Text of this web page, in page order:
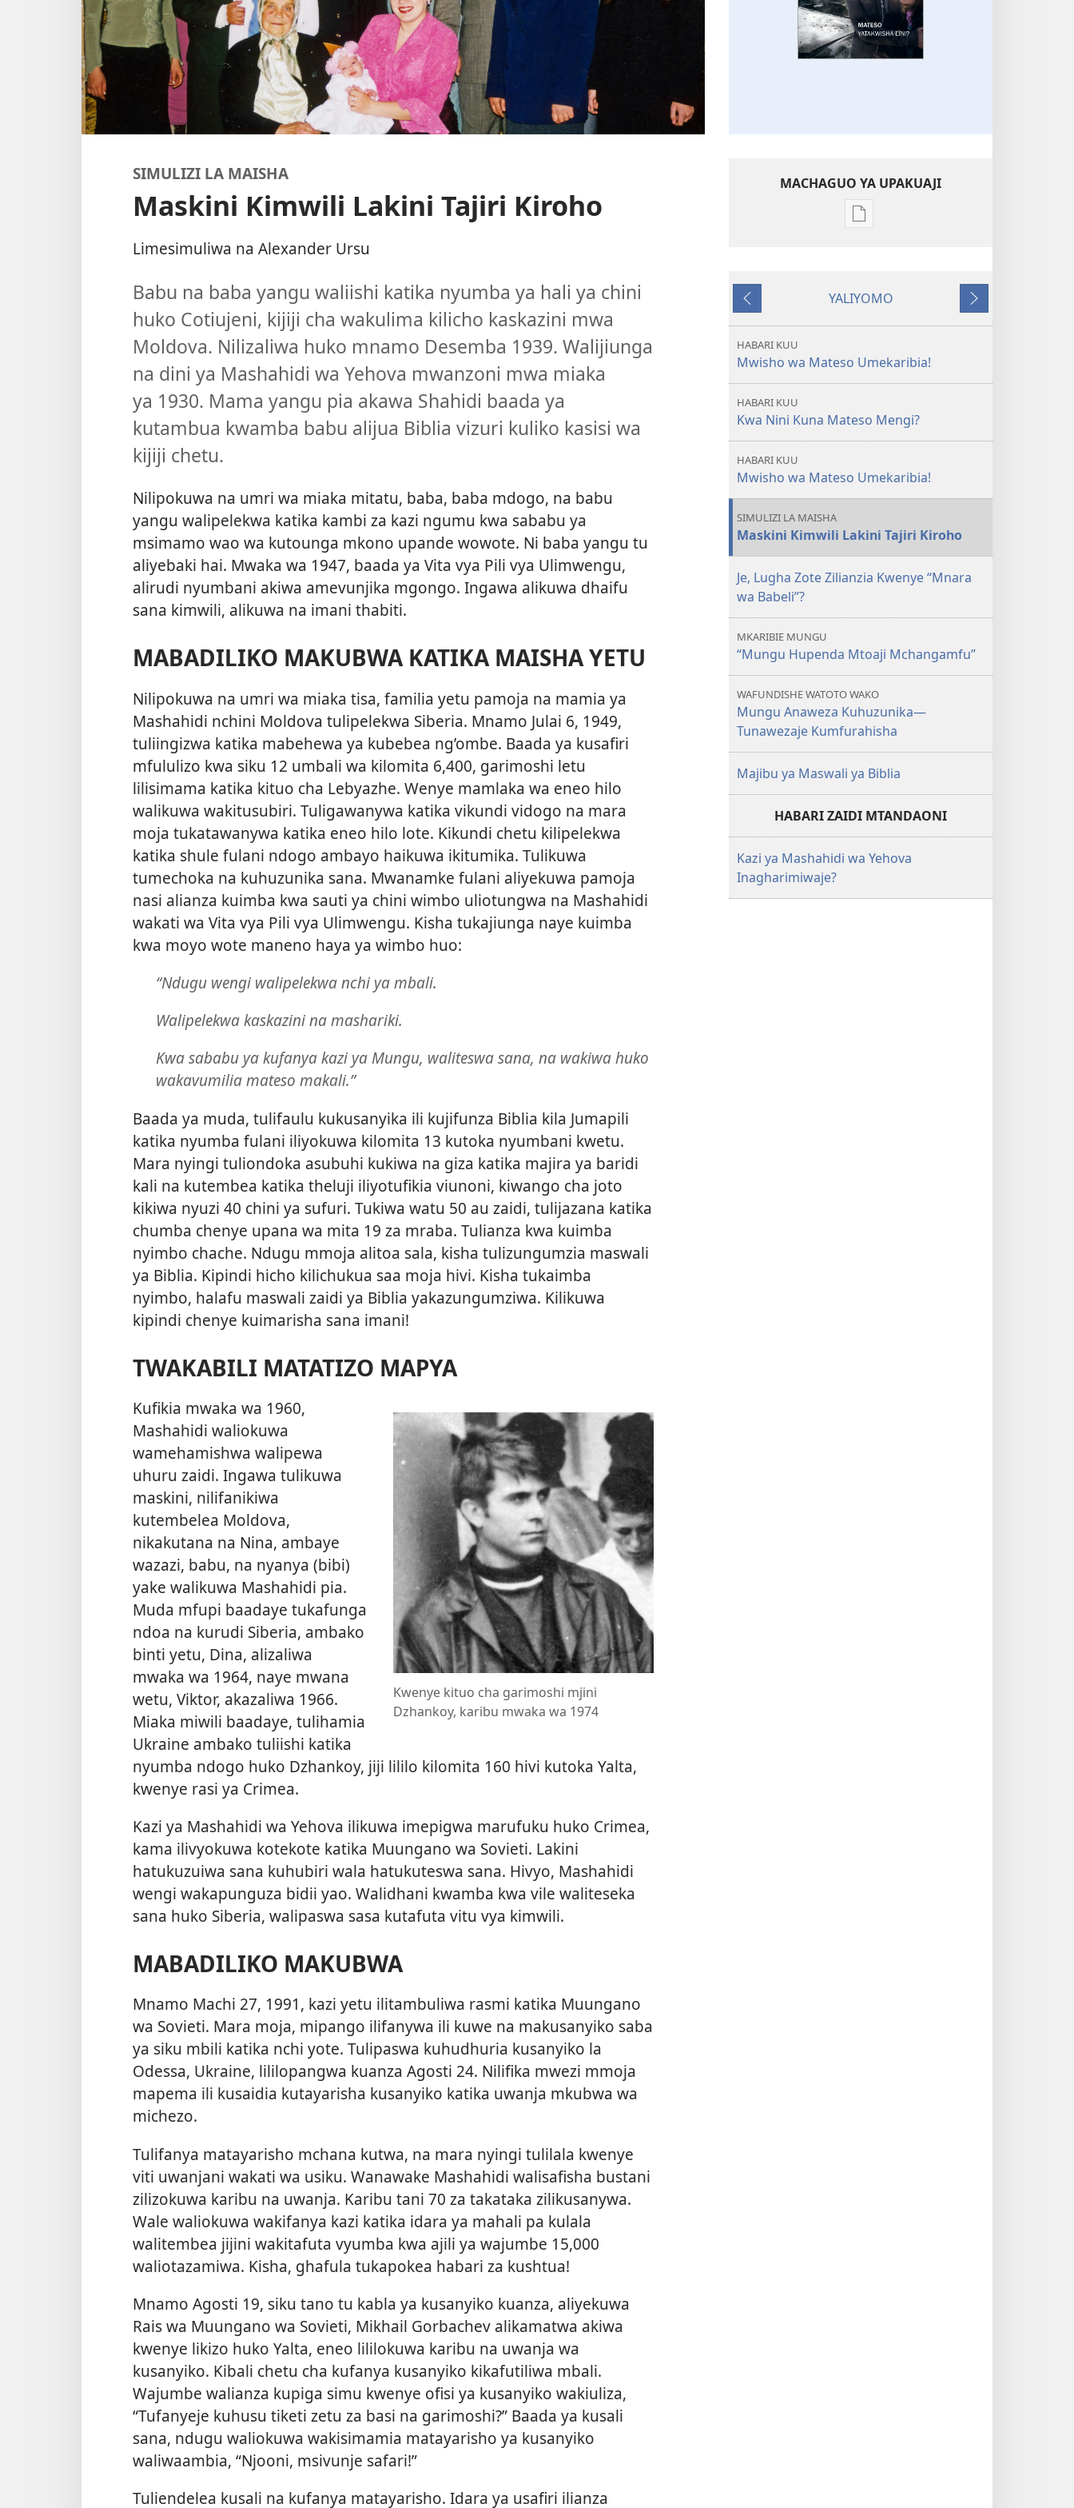
SIMULIZI LA MAISHA
Maskini Kimwili Lakini Tajiri Kiroho
Limesimuliwa na Alexander Ursu
Babu na baba yangu waliishi katika nyumba ya hali ya chini
huko Cotiujeni, kijiji cha wakulima kilicho kaskazini mwa
Moldova. Nilizaliwa huko mnamo Desemba 1939. Walijiunga
na dini ya Mashahidi wa Yehova mwanzoni mwa miaka
ya 1930. Mama yangu pia akawa Shahidi baada ya
kutambua kwamba babu alijua Biblia vizuri kuliko kasisi wa
kijiji chetu.
Nilipokuwa na umri wa miaka mitatu, baba, baba mdogo, na babu
yangu walipelekwa katika kambi za kazi ngumu kwa sababu ya
msimamo wao wa kutounga mkono upande wowote. Ni baba yangu tu
aliyebaki hai. Mwaka wa 1947, baada ya Vita vya Pili vya Ulimwengu,
alirudi nyumbani akiwa amevunjika mgongo. Ingawa alikuwa dhaifu
sana kimwili, alikuwa na imani thabiti.
MABADILIKO MAKUBWA KATIKA MAISHA YETU
Nilipokuwa na umri wa miaka tisa, familia yetu pamoja na mamia ya
Mashahidi nchini Moldova tulipelekwa Siberia. Mnamo Julai 6, 1949,
tuliingizwa katika mabehewa ya kubebea ng’ombe. Baada ya kusafiri
mfululizo kwa siku 12 umbali wa kilomita 6,400, garimoshi letu
lilisimama katika kituo cha Lebyazhe. Wenye mamlaka wa eneo hilo
walikuwa wakitusubiri. Tuligawanywa katika vikundi vidogo na mara
moja tukatawanywa katika eneo hilo lote. Kikundi chetu kilipelekwa
katika shule fulani ndogo ambayo haikuwa ikitumika. Tulikuwa
tumechoka na kuhuzunika sana. Mwanamke fulani aliyekuwa pamoja
nasi alianza kuimba kwa sauti ya chini wimbo uliotungwa na Mashahidi
wakati wa Vita vya Pili vya Ulimwengu. Kisha tukajiunga naye kuimba
kwa moyo wote maneno haya ya wimbo huo:
“Ndugu wengi walipelekwa nchi ya mbali.
Walipelekwa kaskazini na mashariki.
Kwa sababu ya kufanya kazi ya Mungu, waliteswa sana, na wakiwa huko
wakavumilia mateso makali.”
Baada ya muda, tulifaulu kukusanyika ili kujifunza Biblia kila Jumapili
katika nyumba fulani iliyokuwa kilomita 13 kutoka nyumbani kwetu.
Mara nyingi tuliondoka asubuhi kukiwa na giza katika majira ya baridi
kali na kutembea katika theluji iliyotufikia viunoni, kiwango cha joto
kikiwa nyuzi 40 chini ya sufuri. Tukiwa watu 50 au zaidi, tulijazana katika
chumba chenye upana wa mita 19 za mraba. Tulianza kwa kuimba
nyimbo chache. Ndugu mmoja alitoa sala, kisha tulizungumzia maswali
ya Biblia. Kipindi hicho kilichukua saa moja hivi. Kisha tukaimba
nyimbo, halafu maswali zaidi ya Biblia yakazungumziwa. Kilikuwa
kipindi chenye kuimarisha sana imani!
TWAKABILI MATATIZO MAPYA
Kwenye kituo cha garimoshi mjini
Dzhankoy, karibu mwaka wa 1974
Kufikia mwaka wa 1960,
Mashahidi waliokuwa
wamehamishwa walipewa
uhuru zaidi. Ingawa tulikuwa
maskini, nilifanikiwa
kutembelea Moldova,
nikakutana na Nina, ambaye
wazazi, babu, na nyanya (bibi)
yake walikuwa Mashahidi pia.
Muda mfupi baadaye tukafunga
ndoa na kurudi Siberia, ambako
binti yetu, Dina, alizaliwa
mwaka wa 1964, naye mwana
wetu, Viktor, akazaliwa 1966.
Miaka miwili baadaye, tulihamia
Ukraine ambako tuliishi katika
nyumba ndogo huko Dzhankoy, jiji lililo kilomita 160 hivi kutoka Yalta,
kwenye rasi ya Crimea.
Kazi ya Mashahidi wa Yehova ilikuwa imepigwa marufuku huko Crimea,
kama ilivyokuwa kotekote katika Muungano wa Sovieti. Lakini
hatukuzuiwa sana kuhubiri wala hatukuteswa sana. Hivyo, Mashahidi
wengi wakapunguza bidii yao. Walidhani kwamba kwa vile waliteseka
sana huko Siberia, walipaswa sasa kutafuta vitu vya kimwili.
MABADILIKO MAKUBWA
Mnamo Machi 27, 1991, kazi yetu ilitambuliwa rasmi katika Muungano
wa Sovieti. Mara moja, mipango ilifanywa ili kuwe na makusanyiko saba
ya siku mbili katika nchi yote. Tulipaswa kuhudhuria kusanyiko la
Odessa, Ukraine, lililopangwa kuanza Agosti 24. Nilifika mwezi mmoja
mapema ili kusaidia kutayarisha kusanyiko katika uwanja mkubwa wa
michezo.
Tulifanya matayarisho mchana kutwa, na mara nyingi tulilala kwenye
viti uwanjani wakati wa usiku. Wanawake Mashahidi walisafisha bustani
zilizokuwa karibu na uwanja. Karibu tani 70 za takataka zilikusanywa.
Wale waliokuwa wakifanya kazi katika idara ya mahali pa kulala
walitembea jijini wakitafuta vyumba kwa ajili ya wajumbe 15,000
waliotazamiwa. Kisha, ghafula tukapokea habari za kushtua!
Mnamo Agosti 19, siku tano tu kabla ya kusanyiko kuanza, aliyekuwa
Rais wa Muungano wa Sovieti, Mikhail Gorbachev alikamatwa akiwa
kwenye likizo huko Yalta, eneo lililokuwa karibu na uwanja wa
kusanyiko. Kibali chetu cha kufanya kusanyiko kikafutiliwa mbali.
Wajumbe walianza kupiga simu kwenye ofisi ya kusanyiko wakiuliza,
“Tufanyeje kuhusu tiketi zetu za basi na garimoshi?” Baada ya kusali
sana, ndugu waliokuwa wakisimamia matayarisho ya kusanyiko
waliwaambia, “Njooni, msivunje safari!”
Tuliendelea kusali na kufanya matayarisho. Idara ya usafiri ilianza
MACHAGUO YA UPAKUAJI
Mbinu
ya
WA
Yatakwisha
Inayotangulia
YALIYOMO
Inayofuata
HABARI KUU
Mwisho wa Mateso Umekaribia!
HABARI KUU
Kwa Nini Kuna Mateso Mengi?
HABARI KUU
Mwisho wa Mateso Umekaribia!
SIMULIZI LA MAISHA
Maskini Kimwili Lakini Tajiri Kiroho
Je, Lugha Zote Zilianzia Kwenye “Mnara
wa Babeli”?
MKARIBIE MUNGU
“Mungu Hupenda Mtoaji Mchangamfu”
WAFUNDISHE WATOTO WAKO
Mungu Anaweza Kuhuzunika​—
Tunawezaje Kumfurahisha
Majibu ya Maswali ya Biblia
HABARI ZAIDI MTANDAONI
Kazi ya Mashahidi wa Yehova
Inagharimiwaje?